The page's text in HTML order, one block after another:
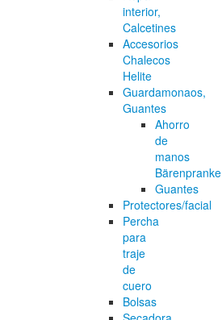
interior,
Calcetines
Accesorios
Chalecos
Helite
Guardamonaos,
Guantes
Ahorro
de
manos
Bärenpranke
Guantes
Protectores/facial
Percha
para
traje
de
cuero
Bolsas